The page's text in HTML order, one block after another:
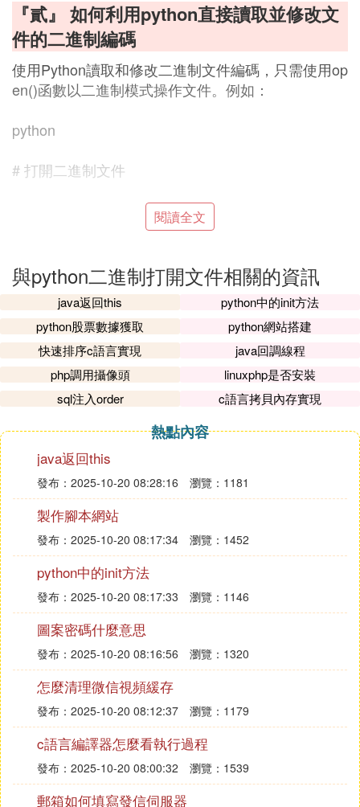
『貳』 如何利用python直接讀取並修改文
件的二進制編碼
使用Python讀取和修改二進制文件編碼，只需使用op
en()函數以二進制模式操作文件。例如：
python
# 打開二進制文件
with open('example.bin', 'rb') as f:
binary_data = f.read()
# 輸出二進制數據
print(binary_data)
# 修改二進制數據
new_binary_data = b'\x01\x02\x03\x04'
binary_data = binary_data.replace(b'\x01', new_bina
ry_data)
# 將修改後的二進制數據寫迴文件
with open('example.bin', 'wb') as f:
f.write(binary_data)
通過此代碼，文件'example.bin'將被讀取、修改二進
制數據並重新寫入。注意，在修改前應備份文件或確
認修改許可權，以避免數據損壞。
閱讀全文
與python二進制打開文件相關的資訊
java返回this
python中的init方法
python股票數據獲取
python網站搭建
快速排序c語言實現
java回調線程
php調用攝像頭
linuxphp是否安裝
sql注入order
c語言拷貝內存實現
熱點內容
java返回this
發布：2025-10-20 08:28:16 瀏覽：1181
製作腳本網站
發布：2025-10-20 08:17:34 瀏覽：1452
python中的init方法
發布：2025-10-20 08:17:33 瀏覽：1146
圖案密碼什麼意思
發布：2025-10-20 08:16:56 瀏覽：1320
怎麼清理微信視頻緩存
發布：2025-10-20 08:12:37 瀏覽：1179
c語言編譯器怎麼看執行過程
發布：2025-10-20 08:00:32 瀏覽：1539
郵箱如何填寫發信伺服器